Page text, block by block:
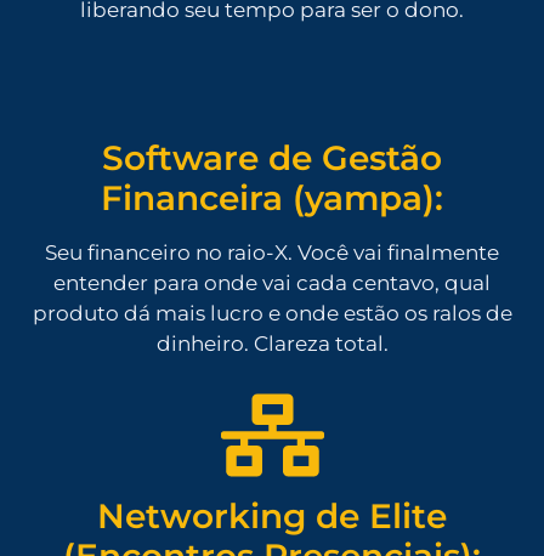
liberando seu tempo para ser o dono.
Software de Gestão
Financeira (yampa):
Seu financeiro no raio-X. Você vai finalmente
entender para onde vai cada centavo, qual
produto dá mais lucro e onde estão os ralos de
dinheiro. Clareza total.
Networking de Elite